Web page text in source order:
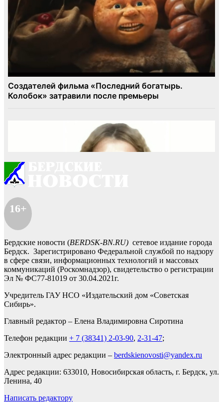
16+
Бердские новости (BERDSK-BN.RU) сетевое издание города
Бердск. Зарегистрировано Федеральной службой по надзору
в сфере связи, информационных технологий и массовых
коммуникаций (Роскомнадзор), свидетельство о регистрации
Эл № ФС77-81019 от 30.04.2021г.
Учредитель ГАУ НСО «Издательский дом «Советская
Сибирь».
Главный редактор – Елена Владимировна Сиротина
Телефон редакции + 7 (38341) 2-03-90, 2-31-47;
Электронный адрес редакции – berdskienovosti@yandex.ru
Адрес редакции: 633010, Новосибирская область, г. Бердск, ул.
Ленина, 40
Написать редактору